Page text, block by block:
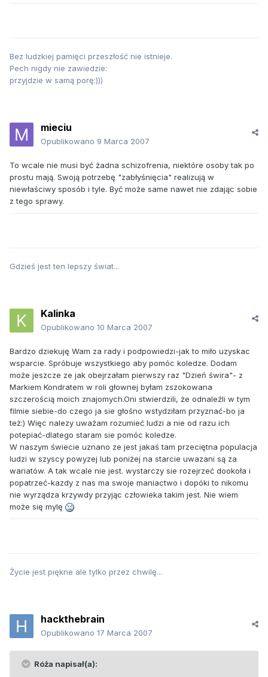
Bez ludzkiej pamięci przeszłość nie istnieje.
Pech nigdy nie zawiedzie:
przyjdzie w samą porę:)))
mieciu
Opublikowano 9 Marca 2007
To wcale nie musi być żadna schizofrenia, niektóre osoby tak po
prostu mają. Swoją potrzebę "zabłyśnięcia" realizują w
niewłaściwy sposób i tyle. Być może same nawet nie zdając sobie
z tego sprawy.
Gdzieś jest ten lepszy świat...
Kalinka
Opublikowano 10 Marca 2007
Bardzo dziekuję Wam za rady i podpowiedzi-jak to miło uzyskac
wsparcie. Spróbuje wszystkiego aby pomóc koledze. Dodam
może jeszcze ze jak obejrzałam pierwszy raz "Dzień świra"- z
Markiem Kondratem w roli głownej byłam zszokowana
szczerością moich znajomych.Oni stwierdzili, że odnaleźli w tym
filmie siebie-do czego ja sie głośno wstydziłam przyznać-bo ja
też:) Więc nalezy uważam rozumieć ludzi a nie od razu ich
potepiać-dlatego staram sie pomóc koledze.
W naszym świecie uznano ze jest jakaś tam przeciętna populacja
ludzi w szyscy powyzej lub poniżej na starcie uwazani są za
wariatów. A tak wcale nie jest. wystarczy sie rozejrzeć dookoła i
popatrzeć-kazdy z nas ma swoje maniactwo i dopóki to nikomu
nie wyrządza krzywdy przyjąc człowieka takim jest. Nie wiem
może się mylę
Życie jest piękne ale tylko przez chwilę...
hackthebrain
Opublikowano 17 Marca 2007
Róża napisał(a):